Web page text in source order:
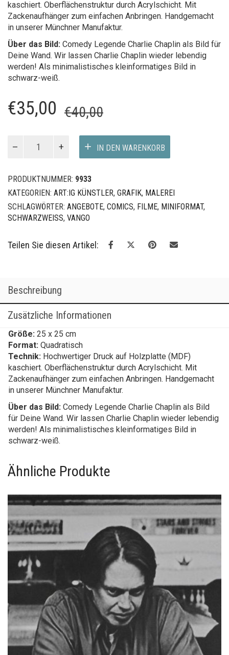
kaschiert. Oberflächenstruktur durch Acrylschicht. Mit
Zackenaufhänger zum einfachen Anbringen. Handgemacht
in unserer Münchner Manufaktur.
Über das Bild: Comedy Legende Charlie Chaplin als Bild für
Deine Wand. Wir lassen Charlie Chaplin wieder lebendig
werden! Als minimalistisches kleinformatiges Bild in
schwarz-weiß.
€40,00Ursprünglicher
war:
€40,00
€35,00
Aktueller
ist:
€35,00.
IN DEN WARENKORB
PRODUKTNUMMER: 9933
KATEGORIEN: ART:IG KÜNSTLER, GRAFIK, MALEREI
SCHLAGWÖRTER: ANGEBOTE, COMICS, FILME, MINIFORMAT,
SCHWARZWEISS, VANGO
Teilen Sie diesen Artikel:
Beschreibung
Zusätzliche Informationen
Größe: 25 x 25 cm
Format: Quadratisch
Technik: Hochwertiger Druck auf Holzplatte (MDF)
kaschiert. Oberflächenstruktur durch Acrylschicht. Mit
Zackenaufhänger zum einfachen Anbringen. Handgemacht
in unserer Münchner Manufaktur.
Über das Bild: Comedy Legende Charlie Chaplin als Bild
für Deine Wand. Wir lassen Charlie Chaplin wieder lebendig
werden! Als minimalistisches kleinformatiges Bild in
schwarz-weiß.
Ähnliche Produkte